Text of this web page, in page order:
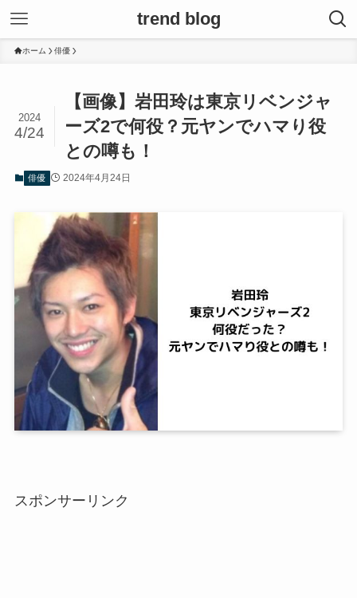
trend blog
ホーム 俳優
【画像】岩田玲は東京リベンジャ
ーズ2で何役？元ヤンでハマり役
との噂も！
2024
4/24
俳優 2024年4月24日
スポンサーリンク